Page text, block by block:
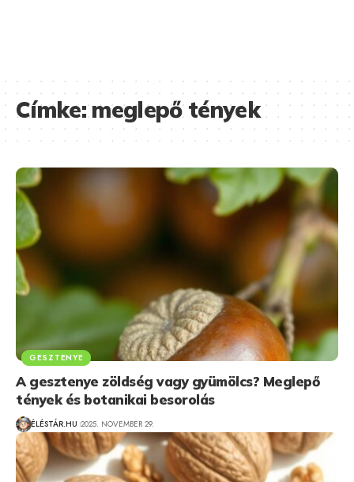
Címke:meglepő tények
GESZTENYE
A gesztenye zöldség vagy gyümölcs? Meglepő
tények és botanikai besorolás
ÉLÉSTÁR.HU 2025. NOVEMBER 29.